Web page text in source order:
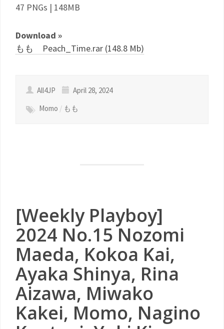
47 PNGs | 148MB
Download »
もも Peach_Time.rar (148.8 Mb)
All4JP
April 28, 2024
Momo / もも
[Weekly Playboy]
2024 No.15 Nozomi
Maeda, Kokoa Kai,
Ayaka Shinya, Rina
Aizawa, Miwako
Kakei, Momo, Nagino